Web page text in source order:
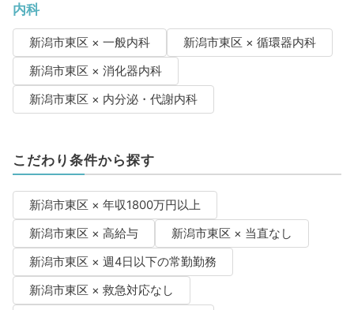
内科
新潟市東区 × 一般内科
新潟市東区 × 循環器内科
新潟市東区 × 消化器内科
新潟市東区 × 内分泌・代謝内科
こだわり条件から探す
新潟市東区 × 年収1800万円以上
新潟市東区 × 高給与
新潟市東区 × 当直なし
新潟市東区 × 週4日以下の常勤勤務
新潟市東区 × 救急対応なし